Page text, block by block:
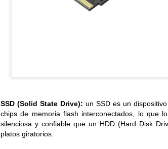
SSD (Solid State Drive): un SSD es un
chips de memoria flash interconectados, lo que
silenciosa y confiable que un HDD (Hard Disk
platos giratorios.
IA, mientras Mini RGB evo lleva
premium...